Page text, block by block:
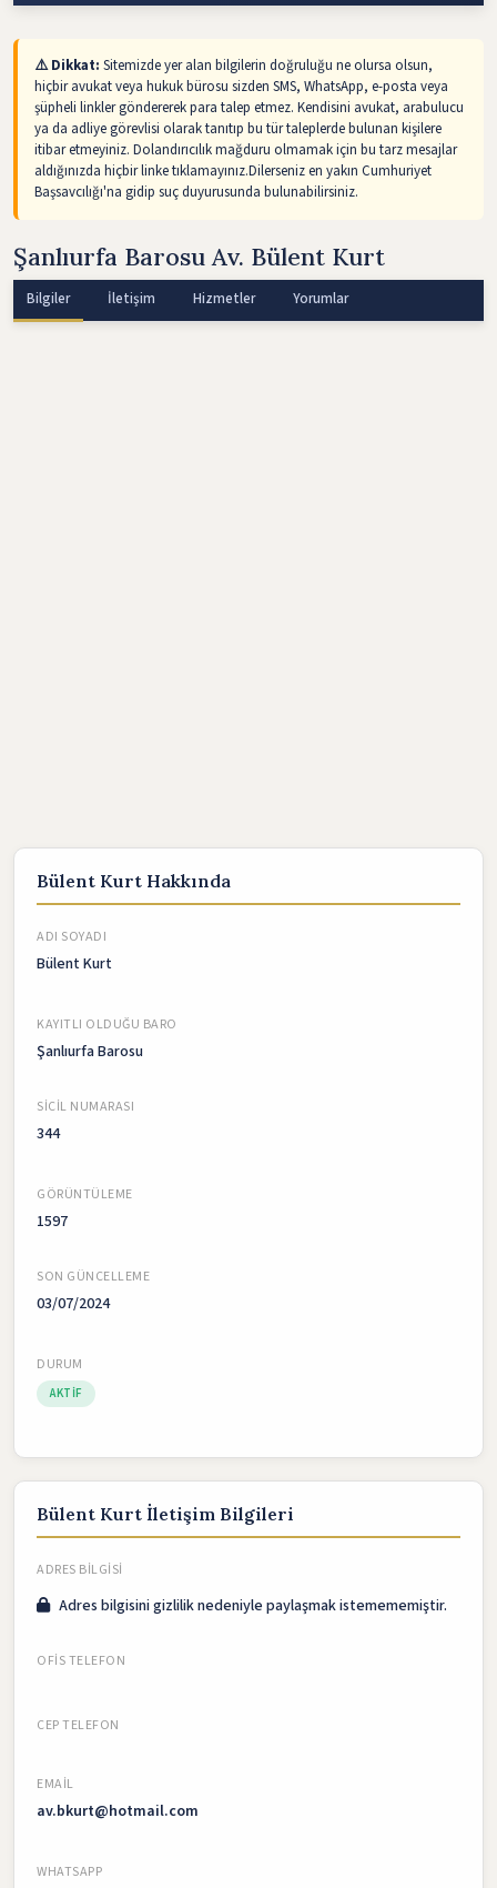
⚠️ Dikkat: Sitemizde yer alan bilgilerin doğruluğu ne olursa olsun,
hiçbir avukat veya hukuk bürosu sizden SMS, WhatsApp, e-posta veya
şüpheli linkler göndererek para talep etmez. Kendisini avukat, arabulucu
ya da adliye görevlisi olarak tanıtıp bu tür taleplerde bulunan kişilere
itibar etmeyiniz. Dolandırıcılık mağduru olmamak için bu tarz mesajlar
aldığınızda hiçbir linke tıklamayınız.Dilerseniz en yakın Cumhuriyet
Başsavcılığı'na gidip suç duyurusunda bulunabilirsiniz.
Şanlıurfa Barosu Av. Bülent Kurt
Bilgiler İletişim Hizmetler Yorumlar
Bülent Kurt Hakkında
ADI SOYADI
Bülent Kurt
KAYITLI OLDUĞU BARO
Şanlıurfa Barosu
SICIL NUMARASI
344
GÖRÜNTÜLEME
1597
SON GÜNCELLEME
03/07/2024
DURUM
AKTIF
Bülent Kurt İletişim Bilgileri
ADRES BILGISI
Adres bilgisini gizlilik nedeniyle paylaşmak istemememiştir.
OFIS TELEFON
CEP TELEFON
EMAIL
av.bkurt@hotmail.com
WHATSAPP